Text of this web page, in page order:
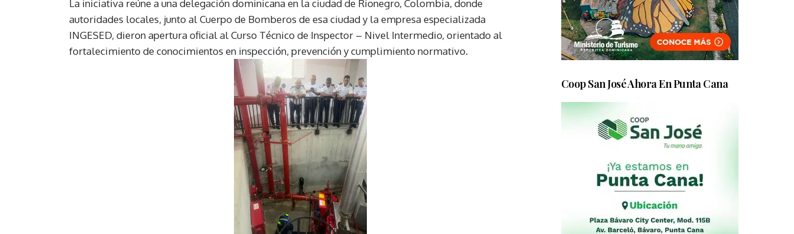
La iniciativa reúne a una delegación dominicana en la ciudad de Rionegro, Colombia, donde
autoridades locales, junto al Cuerpo de Bomberos de esa ciudad y la empresa especializada
INGESED, dieron apertura oficial al Curso Técnico de Inspector – Nivel Intermedio, orientado al
fortalecimiento de conocimientos en inspección, prevención y cumplimiento normativo.
Coop San José Ahora En Punta Cana